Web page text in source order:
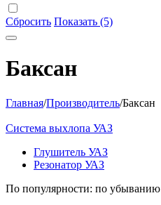
Сбросить Показать (5)
Баксан
Главная/Производитель/Баксан
Система выхлопа УАЗ
Глушитель УАЗ
Резонатор УАЗ
По популярности: по убыванию